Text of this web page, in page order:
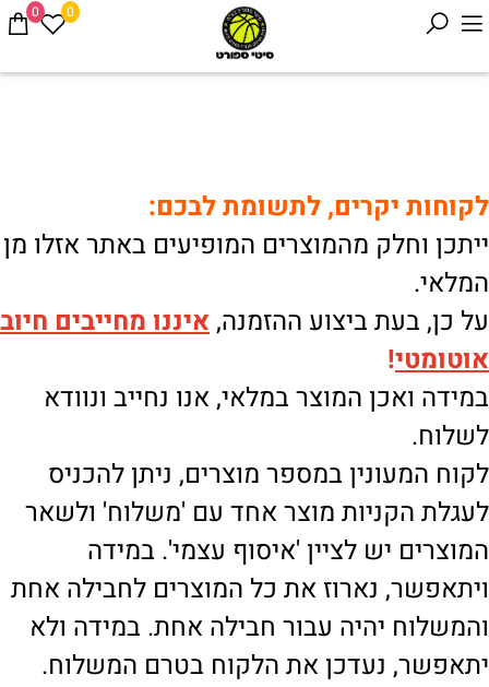
0 0
לקוחות יקרים, לתשומת לבכם:
ייתכן וחלק מהמוצרים המופיעים באתר אזלו מן
המלאי.
על כן, בעת ביצוע ההזמנה, איננו מחייבים חיוב
אוטומטי!
במידה ואכן המוצר במלאי, אנו נחייב ונוודא
לשלוח.
לקוח המעונין במספר מוצרים, ניתן להכניס
לעגלת הקניות מוצר אחד עם 'משלוח' ולשאר
המוצרים יש לציין 'איסוף עצמי'. במידה
ויתאפשר, נארוז את כל המוצרים לחבילה אחת
והמשלוח יהיה עבור חבילה אחת. במידה ולא
יתאפשר, נעדכן את הלקוח בטרם המשלוח.